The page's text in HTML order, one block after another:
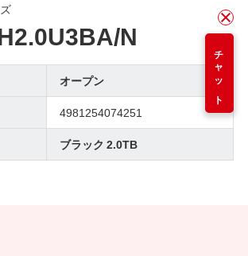
N
オープン
4981254074251
ブラック 2.0TB
チャット